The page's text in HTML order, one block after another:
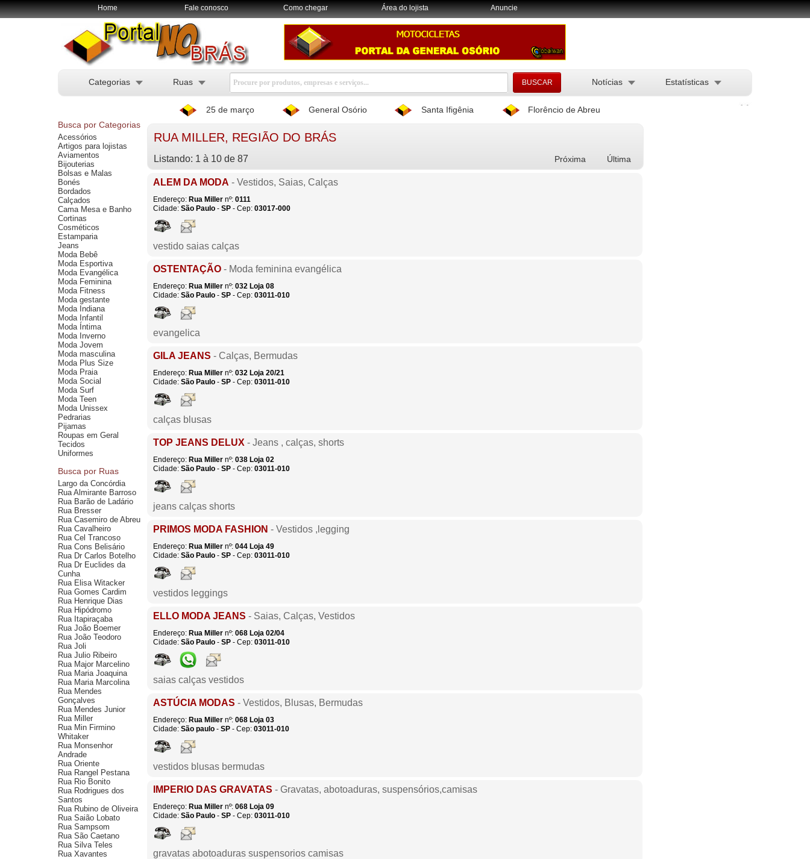
Home Fale conosco Como chegar Área do lojista Anuncie
Categorias Ruas Estatísticas
Notícias
25 de março General Osório Santa Ifigênia
Florêncio de Abreu
Busca por Categorias
Acessórios
Artigos para lojistas
Aviamentos
Bijouterias
Bolsas e Malas
Bonés
Bordados
Calçados
Cama Mesa e Banho
Cortinas
Cosméticos
Estamparia
Jeans
Moda Bebê
Moda Esportiva
Moda Evangélica
Moda Feminina
Moda Fitness
Moda gestante
Moda Indiana
Moda Infantil
Moda Íntima
Moda Inverno
Moda Jovem
Moda masculina
Moda Plus Size
Moda Praia
Moda Social
Moda Surf
Moda Teen
Moda Unissex
Pedrarias
Pijamas
Roupas em Geral
Tecidos
Uniformes
Busca por Ruas
Largo da Concórdia
Rua Almirante Barroso
Rua Barão de Ladário
Rua Bresser
Rua Casemiro de Abreu
Rua Cavalheiro
Rua Cel Trancoso
Rua Cons Belisário
Rua Dr Carlos Botelho
Rua Dr Euclides da
Cunha
Rua Elisa Witacker
Rua Gomes Cardim
Rua Henrique Dias
Rua Hipódromo
Rua Itapiraçaba
Rua João Boemer
Rua João Teodoro
Rua Joli
Rua Julio Ribeiro
Rua Major Marcelino
Rua Maria Joaquina
Rua Maria Marcolina
Rua Mendes
Gonçalves
Rua Mendes Junior
Rua Miller
Rua Min Firmino
Whitaker
Rua Monsenhor
Andrade
Rua Oriente
Rua Rangel Pestana
Rua Rio Bonito
Rua Rodrigues dos
Santos
Rua Rubino de Oliveira
Rua Saião Lobato
Rua Sampsom
Rua São Caetano
Rua Silva Teles
Rua Xavantes
RUA MILLER, REGIÃO DO BRÁS
Listando: 1 à 10 de 87 Próxima Última
ALEM DA MODA - Vestidos, Saias, Calças
Endereço: Rua Miller nº: 0111
Cidade: São Paulo - SP - Cep: 03017-000
vestido saias calças
OSTENTAÇÃO - Moda feminina evangélica
Endereço: Rua Miller nº: 032 Loja 08
Cidade: São Paulo - SP - Cep: 03011-010
evangelica
GILA JEANS - Calças, Bermudas
Endereço: Rua Miller nº: 032 Loja 20/21
Cidade: São Paulo - SP - Cep: 03011-010
calças blusas
TOP JEANS DELUX - Jeans , calças, shorts
Endereço: Rua Miller nº: 038 Loja 02
Cidade: São Paulo - SP - Cep: 03011-010
jeans calças shorts
PRIMOS MODA FASHION - Vestidos ,legging
Endereço: Rua Miller nº: 044 Loja 49
Cidade: São Paulo - SP - Cep: 03011-010
vestidos leggings
ELLO MODA JEANS - Saias, Calças, Vestidos
Endereço: Rua Miller nº: 068 Loja 02/04
Cidade: São Paulo - SP - Cep: 03011-010
saias calças vestidos
ASTÚCIA MODAS - Vestidos, Blusas, Bermudas
Endereço: Rua Miller nº: 068 Loja 03
Cidade: São paulo - SP - Cep: 03011-010
vestidos blusas bermudas
IMPERIO DAS GRAVATAS - Gravatas, abotoaduras, suspensórios,camisas
Endereço: Rua Miller nº: 068 Loja 09
Cidade: São Paulo - SP - Cep: 03011-010
gravatas abotoaduras suspensorios camisas